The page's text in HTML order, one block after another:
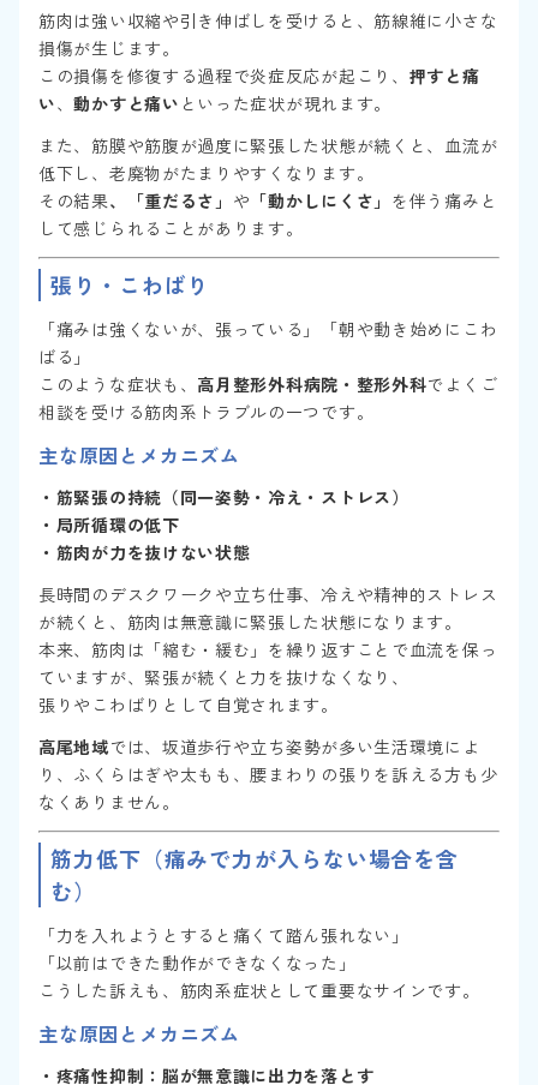
筋肉は強い収縮や引き伸ばしを受けると、筋線維に小さな
損傷が生じます。
この損傷を修復する過程で炎症反応が起こり、 押すと痛
い、動かすと痛い といった症状が現れます。
また、筋膜や筋腹が過度に緊張した状態が続くと、血流が
低下し、老廃物がたまりやすくなります。
その結果、「重だるさ」 や 「動かしにくさ」 を伴う痛みと
して感じられることがあります。
張り・こわばり
「痛みは強くないが、張っている」「朝や動き始めにこわ
ばる」
このような症状も、 高月整形外科病院・整形外科でよくご
相談を受ける筋肉系トラブルの一つです。
主な原因とメカニズム
・筋緊張の持続（同一姿勢・冷え・ストレス）
・局所循環の低下
・筋肉が力を抜けない状態
長時間のデスクワークや立ち仕事、冷えや精神的ストレス
が続くと、筋肉は無意識に緊張した状態になります。
本来、筋肉は「縮む・緩む」を繰り返すことで血流を保っ
ていますが、緊張が続くと力を抜けなくなり、
張りやこわばりとして自覚されます。
高尾地域では、坂道歩行や立ち姿勢が多い生活環境によ
り、ふくらはぎや太もも、腰まわりの張りを訴える方も少
なくありません。
筋力低下（痛みで力が入らない場合を含
む）
「力を入れようとすると痛くて踏ん張れない」
「以前はできた動作ができなくなった」
こうした訴えも、筋肉系症状として重要なサインです。
主な原因とメカニズム
・疼痛性抑制：脳が無意識に出力を落とす